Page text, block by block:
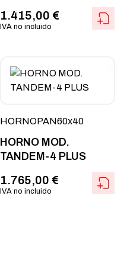
1.415,00 €
IVA no incluido
HORNOPAN60x40
HORNO MOD.
TANDEM-4 PLUS
1.765,00 €
IVA no incluido